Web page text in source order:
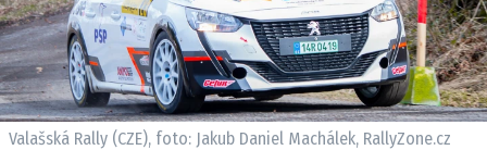
TECHNIKA
EKONOMIKA
ČESKÝ TRH
TUNING
PROFI
Valašská Rally (CZE), foto: Jakub Daniel Machálek, RallyZone.cz